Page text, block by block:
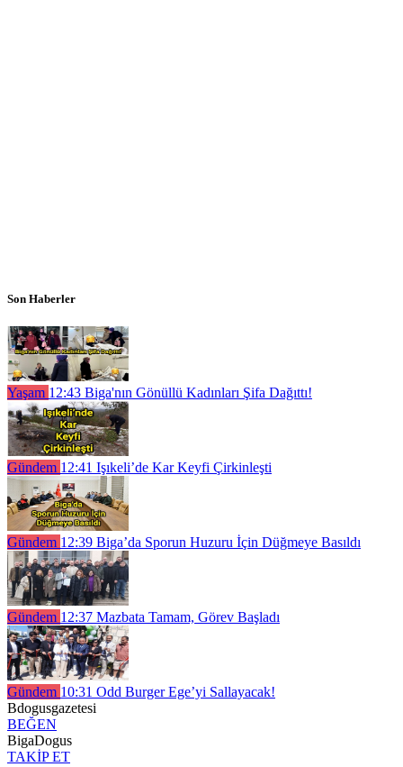
Son Haberler
Yaşam 12:43 Biga'nın Gönüllü Kadınları Şifa Dağıttı!
Gündem 12:41 Işıkeli’de Kar Keyfi Çirkinleşti
Gündem 12:39 Biga’da Sporun Huzuru İçin Düğmeye Basıldı
Gündem 12:37 Mazbata Tamam, Görev Başladı
Gündem 10:31 Odd Burger Ege’yi Sallayacak!
Bdogusgazetesi
BEĞEN
BigaDogus
TAKİP ET